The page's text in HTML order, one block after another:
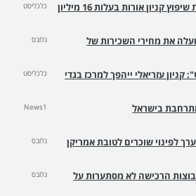
אמות השלימה את שיפוץ קניון אורות בעלות 16 מיליון
כלכליסט
את מחירי השכירות של
גלובס
קניון עזריאלי ייהפך למרכז בגדי
כלכליסט
בישראל News1
לפינוי שוכרים לטובת אמריקן
גלובס
הרכישה לא מסתערות על
גלובס